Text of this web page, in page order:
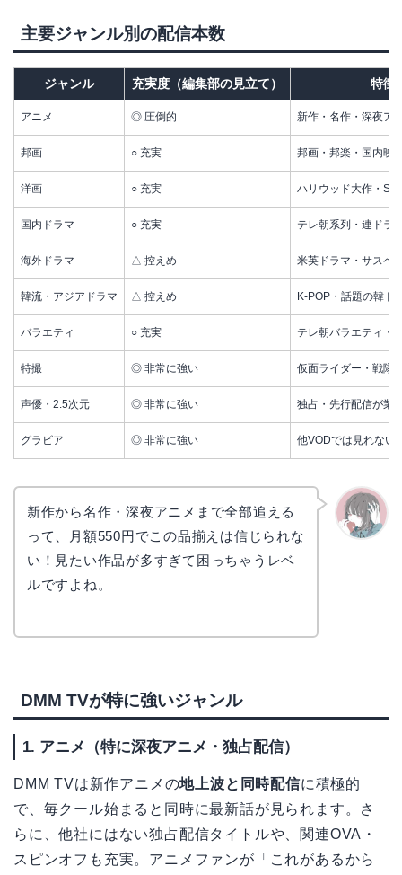
主要ジャンル別の配信本数
ジャンル 充実度（編集部の見立て） 特徴
アニメ ◎ 圧倒的 新作・名作・深夜ア
邦画 ○ 充実 邦画・邦楽・国内映
洋画 ○ 充実 ハリウッド大作・SF
国内ドラマ ○ 充実 テレ朝系列・連ドラ
海外ドラマ △ 控えめ 米英ドラマ・サスペ
韓流・アジアドラマ △ 控えめ K-POP・話題の韓ド
バラエティ ○ 充実 テレ朝バラエティ・
特撮 ◎ 非常に強い 仮面ライダー・戦隊
声優・2.5次元 ◎ 非常に強い 独占・先行配信が業
グラビア ◎ 非常に強い 他VODでは見れない
新作から名作・深夜アニメまで全部追える
って、月額550円でこの品揃えは信じられな
い！見たい作品が多すぎて困っちゃうレベ
ルですよね。
DMM TVが特に強いジャンル
1. アニメ（特に深夜アニメ・独占配信）
DMM TVは新作アニメの地上波と同時配信に積極的
で、毎クール始まると同時に最新話が見られます。さ
らに、他社にはない独占配信タイトルや、関連OVA・
スピンオフも充実。アニメファンが「これがあるから